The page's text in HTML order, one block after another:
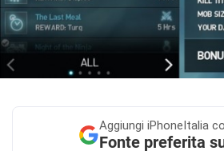
Aggiungi iPhoneItalia
Fonte preferita